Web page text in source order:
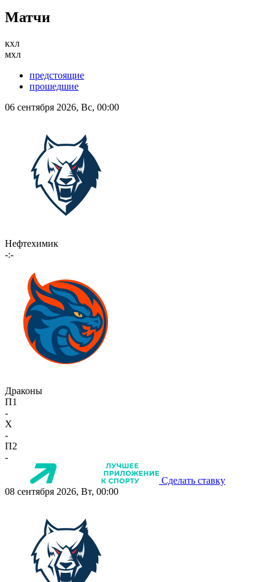
Матчи
кхл
мхл
предстоящие
прошедшие
06 сентября 2026, Вс, 00:00
Нефтехимик
-:-
Драконы
П1
-
X
-
П2
-
Сделать ставку
08 сентября 2026, Вт, 00:00